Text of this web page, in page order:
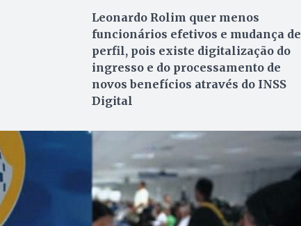
Leonardo Rolim quer menos
funcionários efetivos e mudança de
perfil, pois existe digitalização do
ingresso e do processamento de
novos benefícios através do INSS
Digital